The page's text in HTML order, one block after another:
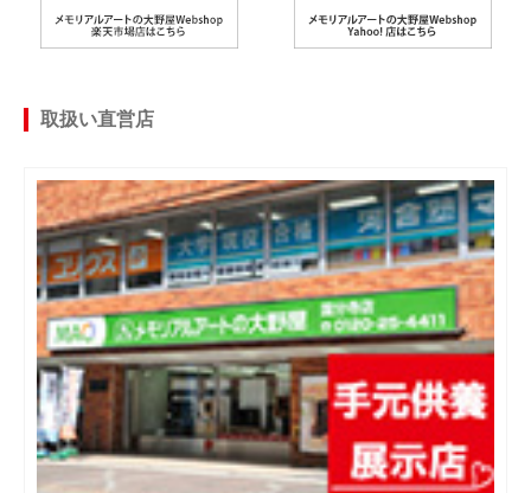
取扱い直営店